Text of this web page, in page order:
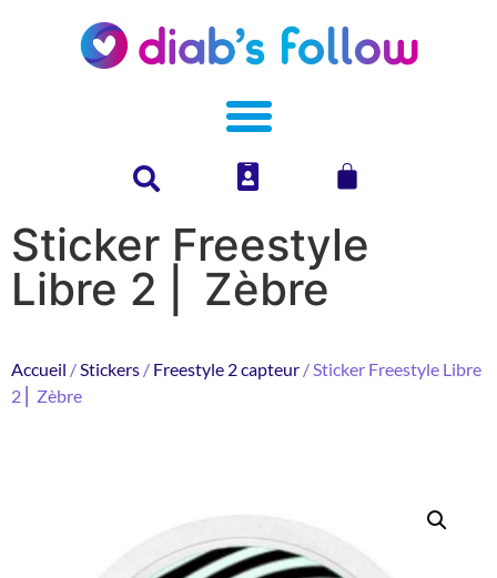
Sticker Freestyle
Libre 2 ⎜ Zèbre
Accueil /Stickers / Freestyle 2 capteur / Sticker Freestyle Libre
2 ⎜ Zèbre